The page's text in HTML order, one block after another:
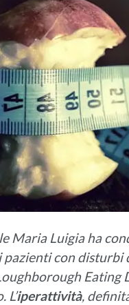
Maria Luigia ha
con disturbi
Eating
iperattività,